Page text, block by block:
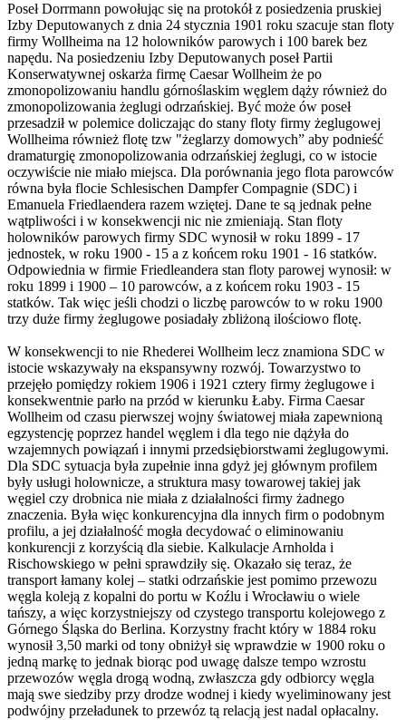
Poseł Dorrmann powołując się na protokół z posiedzenia pruskiej
Izby Deputowanych z dnia 24 stycznia 1901 roku szacuje stan floty
firmy Wollheima na 12 holowników parowych i 100 barek bez
napędu. Na posiedzeniu Izby Deputowanych poseł Partii
Konserwatywnej oskarża firmę Caesar Wollheim że po
zmonopolizowaniu handlu górnoślaskim węglem dąży również do
zmonopolizowania żeglugi odrzańskiej. Być może ów poseł
przesadził w polemice doliczając do stany floty firmy żeglugowej
Wollheima również flotę tzw "żeglarzy domowych” aby podnieść
dramaturgię zmonopolizowania odrzańskiej żeglugi, co w istocie
oczywiście nie miało miejsca. Dla porównania jego flota parowców
równa była flocie Schlesischen Dampfer Compagnie (SDC) i
Emanuela Friedlaendera razem wziętej. Dane te są jednak pełne
wątpliwości i w konsekwencji nic nie zmieniają. Stan floty
holowników parowych firmy SDC wynosił w roku 1899 - 17
jednostek, w roku 1900 - 15 a z końcem roku 1901 - 16 statków.
Odpowiednia w firmie Friedleandera stan floty parowej wynosił: w
roku 1899 i 1900 – 10 parowców, a z końcem roku 1903 - 15
statków. Tak więc jeśli chodzi o liczbę parowców to w roku 1900
trzy duże firmy żeglugowe posiadały zbliżoną ilościowo flotę.
W konsekwencji to nie Rhederei Wollheim lecz znamiona SDC w
istocie wskazywały na ekspansywny rozwój. Towarzystwo to
przejęło pomiędzy rokiem 1906 i 1921 cztery firmy żeglugowe i
konsekwentnie parło na przód w kierunku Łaby. Firma Caesar
Wollheim od czasu pierwszej wojny światowej miała zapewnioną
egzystencję poprzez handel węglem i dla tego nie dążyła do
wzajemnych powiązań i innymi przedsiębiorstwami żeglugowymi.
Dla SDC sytuacja była zupełnie inna gdyż jej głównym profilem
były usługi holownicze, a struktura masy towarowej takiej jak
węgiel czy drobnica nie miała z działalności firmy żadnego
znaczenia. Była więc konkurencyjna dla innych firm o podobnym
profilu, a jej działalność mogła decydować o eliminowaniu
konkurencji z korzyścią dla siebie. Kalkulacje Arnholda i
Rischowskiego w pełni sprawdziły się. Okazało się teraz, że
transport łamany kolej – statki odrzańskie jest pomimo przewozu
węgla koleją z kopalni do portu w Koźlu i Wrocławiu o wiele
tańszy, a więc korzystniejszy od czystego transportu kolejowego z
Górnego Śląska do Berlina. Korzystny fracht który w 1884 roku
wynosił 3,50 marki od tony obniżył się wprawdzie w 1900 roku o
jedną markę to jednak biorąc pod uwagę dalsze tempo wzrostu
przewozów węgla drogą wodną, zwłaszcza gdy odbiorcy węgla
mają swe siedziby przy drodze wodnej i kiedy wyeliminowany jest
podwójny przeładunek to przewóz tą relacją jest nadal opłacalny.